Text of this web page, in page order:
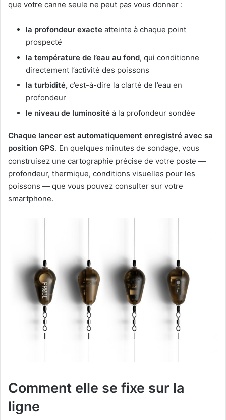
que votre canne seule ne peut pas vous donner :
la profondeur exacte atteinte à chaque point
prospecté
la température de l’eau au fond, qui conditionne
directement l’activité des poissons
la turbidité, c’est-à-dire la clarté de l’eau en
profondeur
le niveau de luminosité à la profondeur sondée
Chaque lancer est automatiquement enregistré avec sa
position GPS. En quelques minutes de sondage, vous
construisez une cartographie précise de votre poste —
profondeur, thermique, conditions visuelles pour les
poissons — que vous pouvez consulter sur votre
smartphone.
Comment elle se fixe sur la
ligne